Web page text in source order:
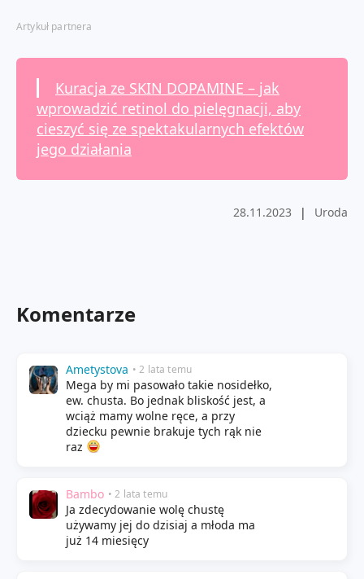
Artykuł partnera
Kuracja ze SKIN DOPAMINE – jak
wprowadzić retinol do pielęgnacji, aby
cieszyć się ze spektakularnych efektów
jego działania
28.11.2023 | Uroda
Komentarze
Ametystova • 2 lata temu
Mega by mi pasowało takie nosidełko,
ew. chusta. Bo jednak bliskość jest, a
wciąż mamy wolne ręce, a przy
dziecku pewnie brakuje tych rąk nie
raz
Bambo • 2 lata temu
Ja zdecydowanie wolę chustę
używamy jej do dzisiaj a młoda ma
już 14 miesięcy